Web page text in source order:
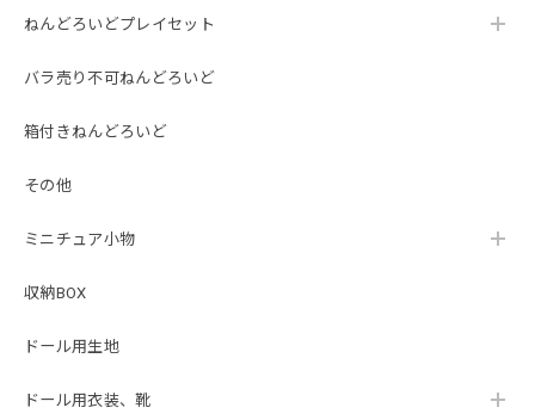
ねんどろいどプレイセット
バラ売り不可ねんどろいど
箱付きねんどろいど
その他
ミニチュア小物
収納BOX
ドール用生地
ドール用衣装、靴